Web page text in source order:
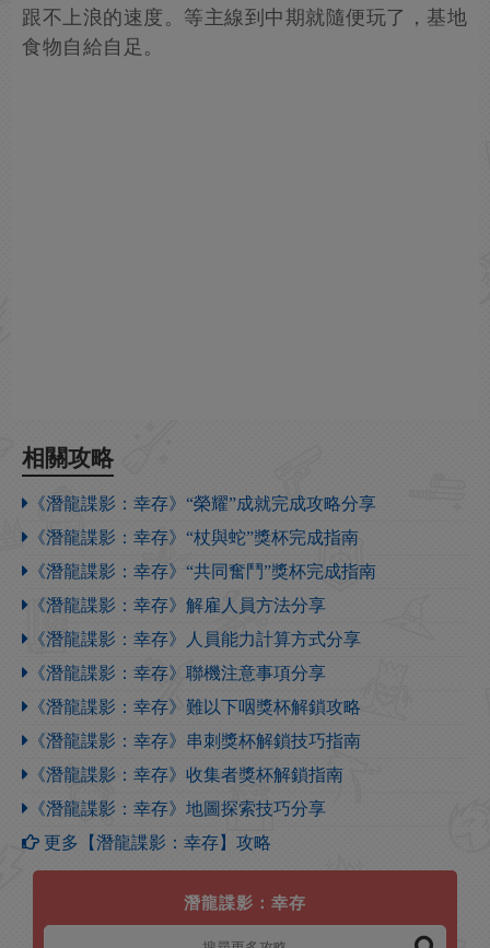
跟不上浪的速度。等主線到中期就隨便玩了，基地
食物自給自足。
相關攻略
《潛龍諜影：幸存》“榮耀”成就完成攻略分享
《潛龍諜影：幸存》“杖與蛇”獎杯完成指南
《潛龍諜影：幸存》“共同奮鬥”獎杯完成指南
《潛龍諜影：幸存》解雇人員方法分享
《潛龍諜影：幸存》人員能力計算方式分享
《潛龍諜影：幸存》聯機注意事項分享
《潛龍諜影：幸存》難以下咽獎杯解鎖攻略
《潛龍諜影：幸存》串刺獎杯解鎖技巧指南
《潛龍諜影：幸存》收集者獎杯解鎖指南
《潛龍諜影：幸存》地圖探索技巧分享
更多【潛龍諜影：幸存】攻略
潛龍諜影：幸存